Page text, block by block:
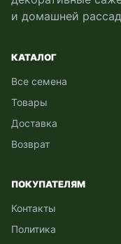
и домашней
КАТАЛОГ
Все семена
Товары
Доставка
Возврат
ПОКУПАТЕЛЯМ
Контакты
Политика